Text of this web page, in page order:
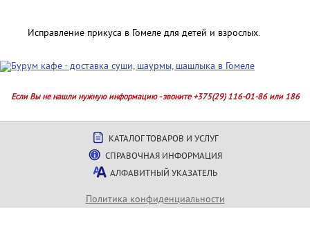
Исправление прикуса в Гомеле для детей и взрослых.
Если Вы не нашли нужную информацию - звоните +375(29) 116-01-86 или 186
КАТАЛОГ ТОВАРОВ И УСЛУГ
СПРАВОЧНАЯ ИНФОРМАЦИЯ
АЛФАВИТНЫЙ УКАЗАТЕЛЬ
Политика конфиденциальности